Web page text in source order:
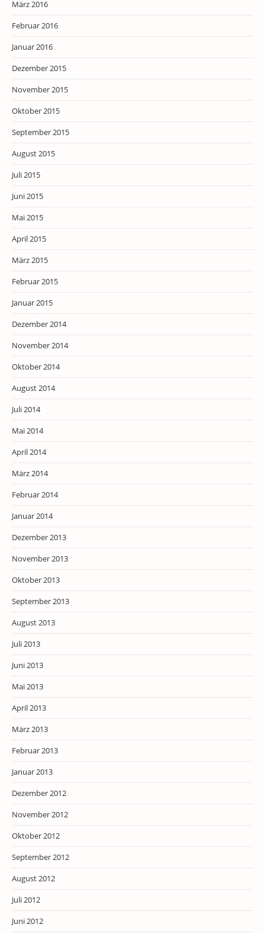
März 2016
Februar 2016
Januar 2016
Dezember 2015
November 2015
Oktober 2015
September 2015
August 2015
Juli 2015
Juni 2015
Mai 2015
April 2015
März 2015
Februar 2015
Januar 2015
Dezember 2014
November 2014
Oktober 2014
August 2014
Juli 2014
Mai 2014
April 2014
März 2014
Februar 2014
Januar 2014
Dezember 2013
November 2013
Oktober 2013
September 2013
August 2013
Juli 2013
Juni 2013
Mai 2013
April 2013
März 2013
Februar 2013
Januar 2013
Dezember 2012
November 2012
Oktober 2012
September 2012
August 2012
Juli 2012
Juni 2012